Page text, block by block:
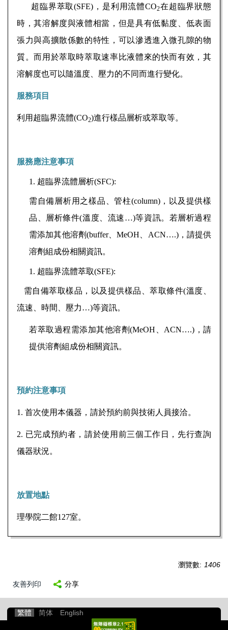
超臨界萃取(SFE)，是利用流體CO2在超臨界狀態
時，其溶解度與液體相當，但是具有低黏度、低表面
張力與高擴散係數的特性，可以滲透進入微孔隙的物
質。而用於萃取時萃取速率比液體來的快而有效，其
溶解度也可以隨溫度、壓力的不同而進行變化。
服務項目
利用超臨界流體(CO2)進行樣品層析或萃取等。
服務應注意事項
超臨界流體層析(SFC):
需自備層析用之樣品、管柱(column)，以及提供樣
品、層析條件(溫度、流速…)等資訊。若層析過程
需添加其他溶劑(buffer、MeOH ACN….)，請提供
溶劑組成份相關資訊。
超臨界流體萃取(SFE):
需自備萃取樣品，以及提供樣品、萃取條件(溫度、
流速、時間、壓力…)等資訊。
若萃取過程需添加其他溶劑(MeOH ACN….) ，請
提供溶劑組成份相關資訊。
預約注意事項
1. 首次使用本儀器，請於預約前與技術人員接洽。
2. 已完成預約者，請於使用前三個工作日，先行查詢
儀器狀況。
放置地點
理學院二館127室。
瀏覽數: 1406
友善列印 分享
繁體 简体 English